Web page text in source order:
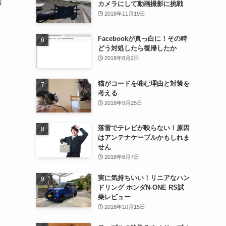
カメラにして動画撮影に挑戦
2018年11月19日
Facebookが真っ白に！その時
どう対処したら復帰したか
2018年8月2日
猫がコードを噛む理由と対策を
考える
2018年9月25日
落雷でテレビが映らない！原因
はアンテナケーブルかもしれま
せん
2018年8月7日
実に気持ちいい！リニアなハン
ドリング ホンダN-ONE RS試
乗レビュー
2018年10月15日